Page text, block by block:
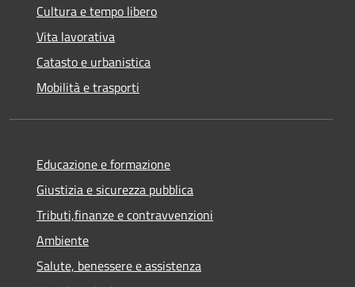
Cultura e tempo libero
Vita lavorativa
Catasto e urbanistica
Mobilità e trasporti
Educazione e formazione
Giustizia e sicurezza pubblica
Tributi,finanze e contravvenzioni
Ambiente
Salute, benessere e assistenza